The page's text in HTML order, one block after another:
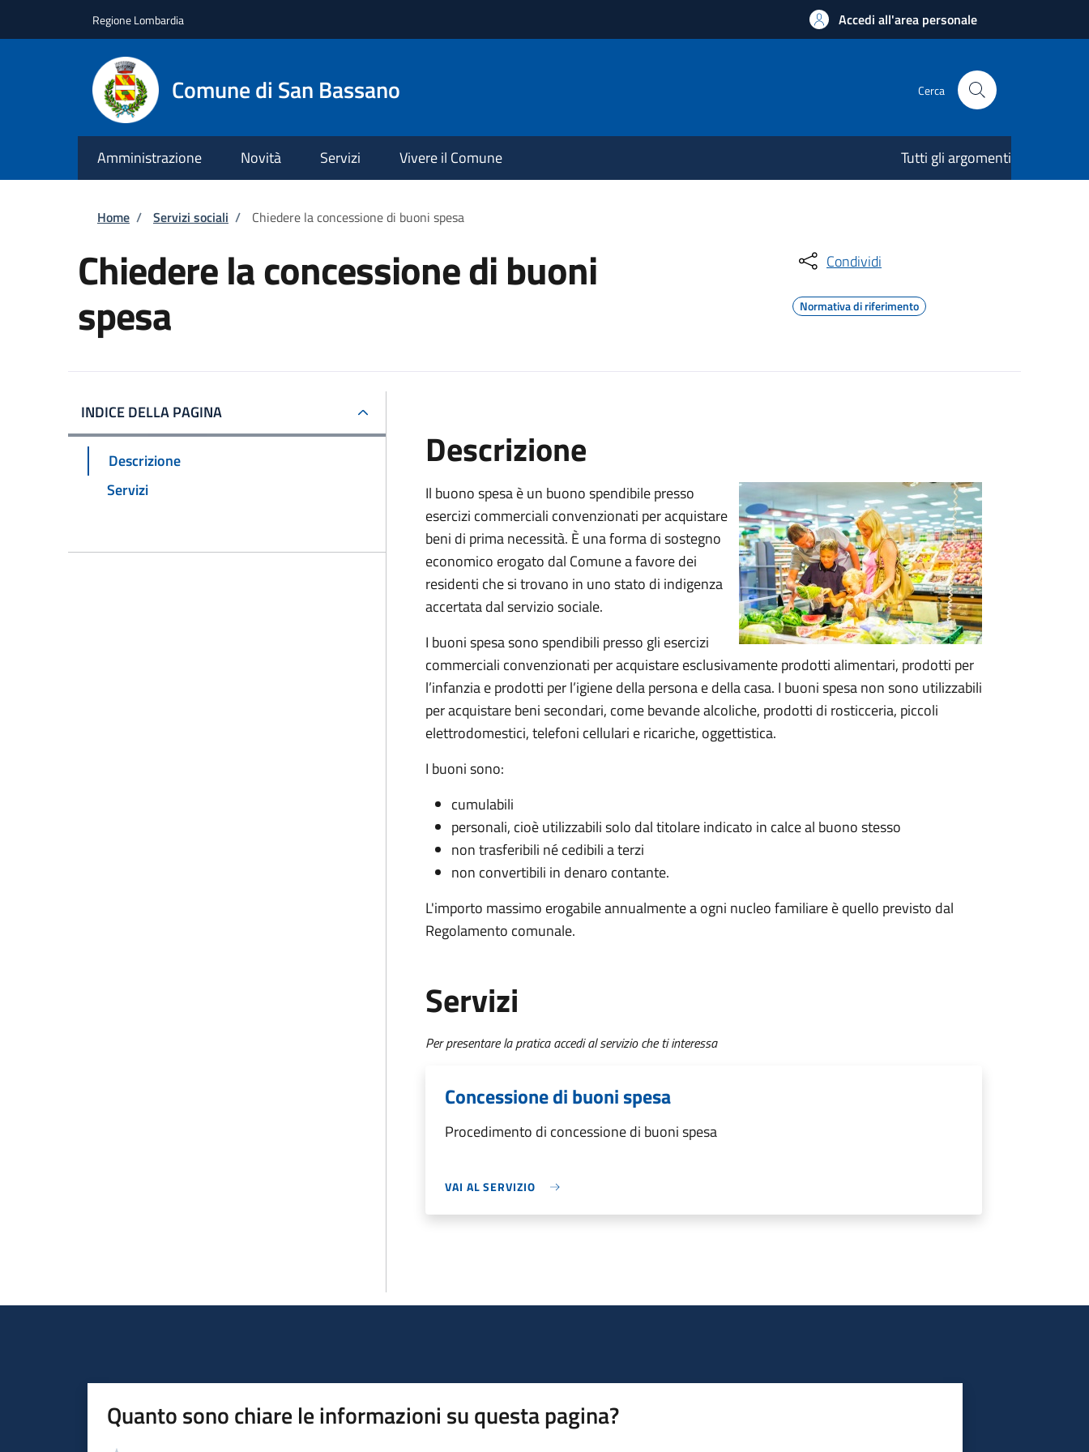
Regione Lombardia Accedi all'area personale
Comune di San Bassano Cerca
Amministrazione Novità Servizi Vivere il Comune Tutti gli argomenti
Briciole di pane
Home / Servizi sociali / Chiedere la concessione di buoni spesa
Chiedere la concessione di buoni
spesa
Condividi
Normativa di riferimento
INDICE DELLA PAGINA
Descrizione
Servizi
Descrizione
Il buono spesa è un buono spendibile presso
esercizi commerciali convenzionati per acquistare
beni di prima necessità. È una forma di sostegno
economico erogato dal Comune a favore dei
residenti che si trovano in uno stato di indigenza
accertata dal servizio sociale.
I buoni spesa sono spendibili presso gli esercizi
commerciali convenzionati per acquistare esclusivamente prodotti alimentari, prodotti per
l’infanzia e prodotti per l’igiene della persona e della casa. I buoni spesa non sono utilizzabili
per acquistare beni secondari, come bevande alcoliche, prodotti di rosticceria, piccoli
elettrodomestici, telefoni cellulari e ricariche, oggettistica.
I buoni sono:
cumulabili
personali, cioè utilizzabili solo dal titolare indicato in calce al buono stesso
non trasferibili né cedibili a terzi
non convertibili in denaro contante.
L'importo massimo erogabile annualmente a ogni nucleo familiare è quello previsto dal
Regolamento comunale.
Servizi
Per presentare la pratica accedi al servizio che ti interessa
Concessione di buoni spesa
Procedimento di concessione di buoni spesa
VAI AL SERVIZIO
Quanto sono chiare le informazioni su questa pagina?